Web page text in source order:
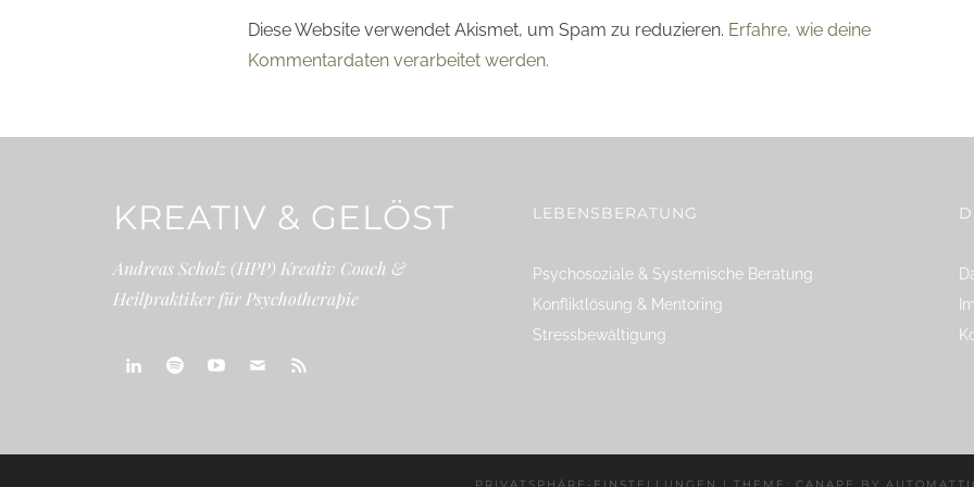
Diese Website verwendet Akismet, um Spam zu reduzieren. Erfahre, wie deine
Kommentardaten verarbeitet werden.
KREATIV & GELÖST
Andreas Scholz (HPP) Kreativ Coach &
Heilpraktiker für Psychotherapie
LEBENSBERATUNG
Psychosoziale & Systemische Beratung
Konfliktlösung & Mentoring
Stressbewältigung